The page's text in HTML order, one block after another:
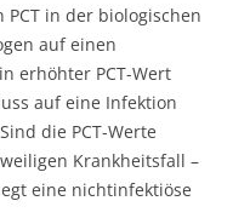
in der biologischen
auf einen
erhöhter PCT-Wert
auf eine Infektion
die PCT-Werte
Krankheitsfall –
eine nichtinfektiöse